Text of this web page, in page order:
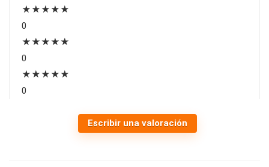
★★★★★
0
★★★★★
0
★★★★★
0
Escribir una valoración